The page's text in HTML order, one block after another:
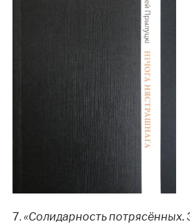
7. «Солидарность потрясённых.